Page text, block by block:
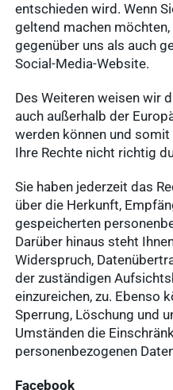
entschieden wird. Wenn
geltend machen
gegenüber uns als auch
Social-Media-Website.
Des Weiteren weisen wir
auch außerhalb der
werden können und
Ihre Rechte nicht richtig
Sie haben jederzeit das
über die Herkunft,
gespeicherten
Darüber hinaus steht
Widerspruch,
der zuständigen
einzureichen, zu. Ebenso
Sperrung, Löschung und
Umständen die
personenbezogenen
Facebook